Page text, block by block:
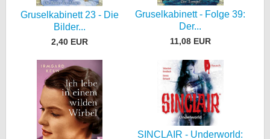
Gruselkabinett 23 - Die
Bilder...
2,40 EUR
Gruselkabinett - Folge 39:
Der...
11,08 EUR
SINCLAIR - Underworld: